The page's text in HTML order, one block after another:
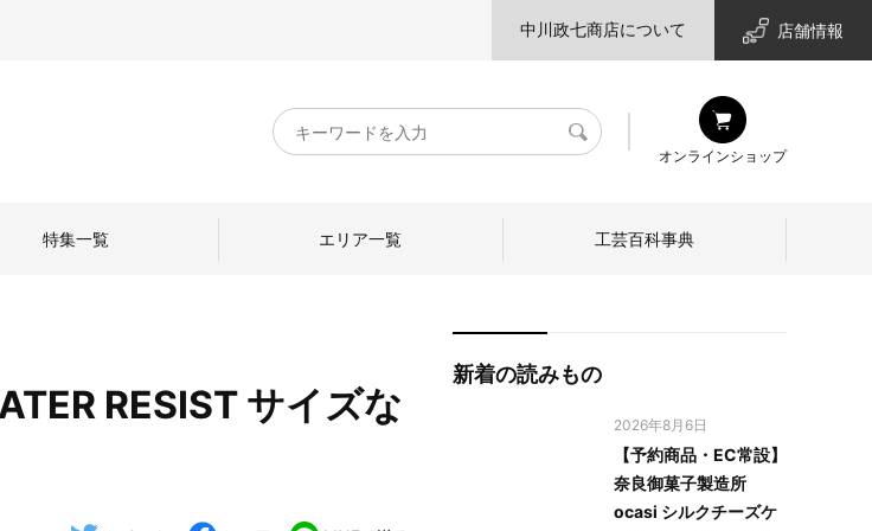
中川政七商店について 店舗情報
キ
ー
検
オンラインショップ
中川政七商店のひと
特集一覧 エリア一覧 工芸百科事典
RESIST サイズな
新着の読みもの
2026年8月6日
【予約商品・EC常設】
奈良御菓子製造所
ocasi シルクチーズケ